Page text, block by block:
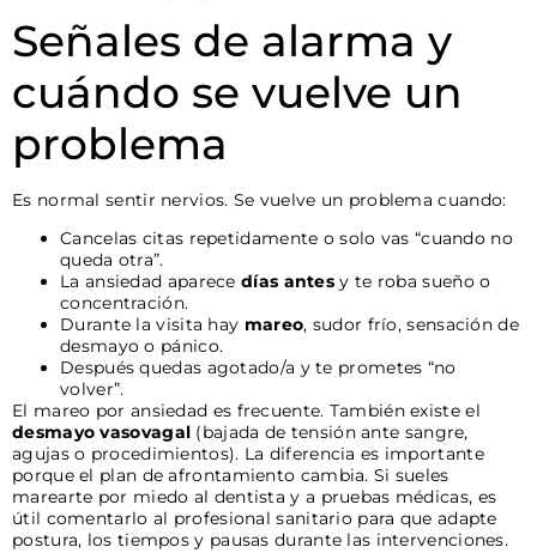
Señales de alarma y
cuándo se vuelve un
problema
Es normal sentir nervios. Se vuelve un problema cuando:
Cancelas citas repetidamente o solo vas “cuando no
queda otra”.
La ansiedad aparece días antes y te roba sueño o
concentración.
Durante la visita hay mareo, sudor frío, sensación de
desmayo o pánico.
Después quedas agotado/a y te prometes “no
volver”.
El mareo por ansiedad es frecuente. También existe el
desmayo vasovagal (bajada de tensión ante sangre,
agujas o procedimientos). La diferencia es importante
porque el plan de afrontamiento cambia. Si sueles
marearte por miedo al dentista y a pruebas médicas, es
útil comentarlo al profesional sanitario para que adapte
postura, los tiempos y pausas durante las intervenciones.